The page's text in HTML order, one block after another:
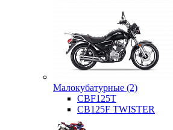
Малокубатурные (2)
CBF125T
CB125F TWISTER